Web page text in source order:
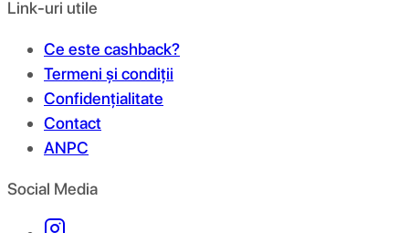
Link-uri utile
Ce este cashback?
Termeni și condiții
Confidențialitate
Contact
ANPC
Social Media